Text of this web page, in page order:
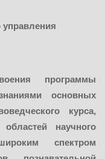
программы
основных
курса,
научного
спектром